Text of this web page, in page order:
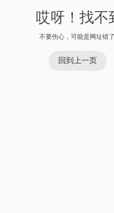
哎呀！找不
不要伤心，可能是网址错
回到上一页